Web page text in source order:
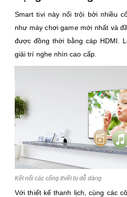
Smart tivi này nổi trội bởi nhiều
như máy chơi game mới nhất và
được đồng thời bằng cáp HDMI.
giải trí nghe nhìn cao cấp.
Kết nối các cổng thiết bị dễ dàng
Với thiết kế thanh lịch, cùng các